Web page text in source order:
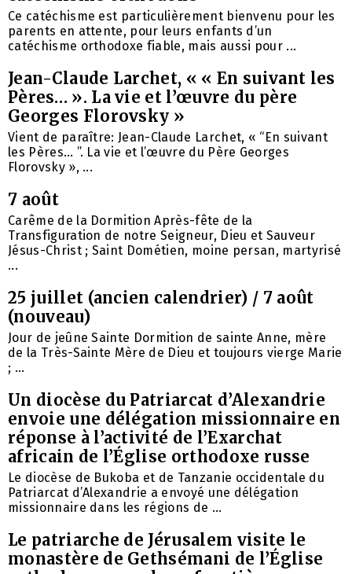
Ce catéchisme est particulièrement bienvenu pour les
parents en attente, pour leurs enfants d’un
catéchisme orthodoxe fiable, mais aussi pour ...
Jean-Claude Larchet, « « En suivant les
Pères… ». La vie et l’œuvre du père
Georges Florovsky »
Vient de paraître: Jean-Claude Larchet, « “En suivant
les Pères… ”. La vie et l’œuvre du Père Georges
Florovsky », ...
7 août
Carême de la Dormition Après-fête de la
Transfiguration de notre Seigneur, Dieu et Sauveur
Jésus-Christ ; Saint Dométien, moine persan, martyrisé
...
25 juillet (ancien calendrier) / 7 août
(nouveau)
Jour de jeûne Sainte Dormition de sainte Anne, mère
de la Très-Sainte Mère de Dieu et toujours vierge Marie
; ...
Un diocèse du Patriarcat d’Alexandrie
envoie une délégation missionnaire en
réponse à l’activité de l’Exarchat
africain de l’Église orthodoxe russe
Le diocèse de Bukoba et de Tanzanie occidentale du
Patriarcat d’Alexandrie a envoyé une délégation
missionnaire dans les régions de ...
Le patriarche de Jérusalem visite le
monastère de Gethsémani de l’Église